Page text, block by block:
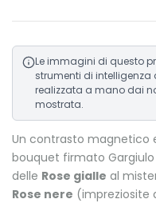
Le immagini di questo
strumenti di intelligenza
realizzata a mano dai
mostrata.
Un contrasto magnetico
bouquet firmato
delle Rose gialle al
Rose nere (impreziosite